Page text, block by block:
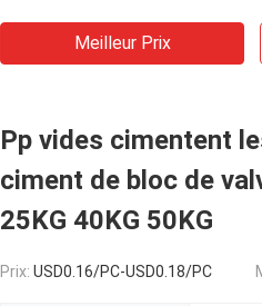
Meilleur Prix
Pp vides cimentent
ciment de bloc de
25KG 40KG 50KG
Prix: USD0.16/PC-USD0.18/PC